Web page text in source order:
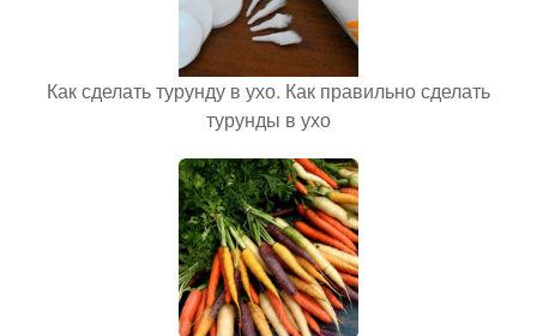
Как сделать турунду в ухо. Как правильно сделать
турунды в ухо